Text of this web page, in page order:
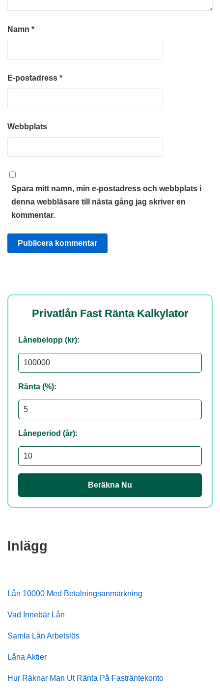
Namn *
E-postadress *
Webbplats
Spara mitt namn, min e-postadress och webbplats i
denna webbläsare till nästa gång jag skriver en
kommentar.
Privatlån Fast Ränta Kalkylator
Lånebelopp (kr):
Ränta (%):
Låneperiod (år):
Beräkna Nu
Inlägg
Lån 10000 Med Betalningsanmärkning
Vad Innebär Lån
Samla Lån Arbetslös
Låna Aktier
Hur Räknar Man Ut Ränta På Fasträntekonto